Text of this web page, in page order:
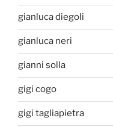
gianluca diegoli
gianluca neri
gianni solla
gigi cogo
gigi tagliapietra